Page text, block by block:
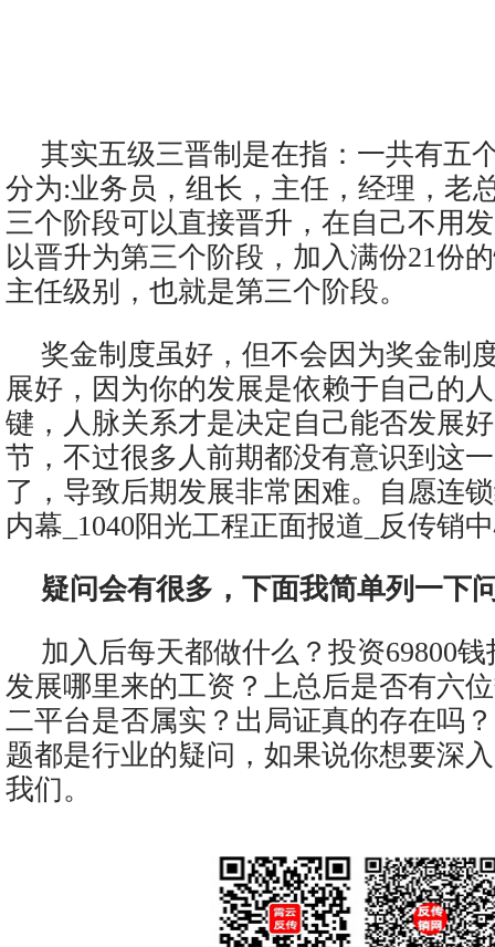
其实五级三晋制是在指：一共有五
分为:业务员，组长，主任，经理，老
三个阶段可以直接晋升，在自己不用
以晋升为第三个阶段，加入满份21份
主任级别，也就是第三个阶段。
奖金制度虽好，但不会因为奖金制
展好，因为你的发展是依赖于自己的
键，人脉关系才是决定自己能否发展
节，不过很多人前期都没有意识到这
了，导致后期发展非常困难。自愿连
内幕_1040阳光工程正面报道_反传销
疑问会有很多，下面我简单列一下
加入后每天都做什么？投资69800
发展哪里来的工资？上总后是否有六
二平台是否属实？出局证真的存在吗
题都是行业的疑问，如果说你想要深
我们。